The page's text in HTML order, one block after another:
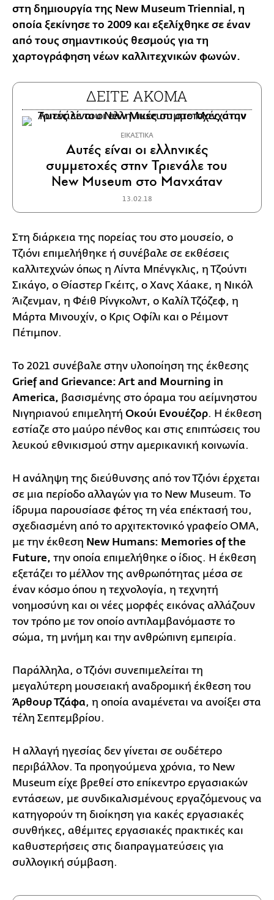
στη δημιουργία της New Museum Triennial, η
οποία ξεκίνησε το 2009 και εξελίχθηκε σε έναν
από τους σημαντικούς θεσμούς για τη
χαρτογράφηση νέων καλλιτεχνικών φωνών.
ΔΕΙΤΕ ΑΚΟΜΑ
ΕΙΚΑΣΤΙΚΑ
Αυτές είναι οι ελληνικές
συμμετοχές στην Τριενάλε του
New Museum στο Μανχάταν
13.02.18
Στη διάρκεια της πορείας του στο μουσείο, ο
Τζιόνι επιμελήθηκε ή συνέβαλε σε εκθέσεις
καλλιτεχνών όπως η Λίντα Μπένγκλις, η Τζούντι
Σικάγο, ο Θίαστερ Γκέιτς, ο Χανς Χάακε, η Νικόλ
Άιζενμαν, η Φέιθ Ρίνγκολντ, ο Καλίλ Τζόζεφ, η
Μάρτα Μινουχίν, ο Κρις Οφίλι και ο Ρέιμοντ
Πέτιμπον.
Το 2021 συνέβαλε στην υλοποίηση της έκθεσης
Grief and Grievance: Art and Mourning in
America, βασισμένης στο όραμα του αείμνηστου
Νιγηριανού επιμελητή Οκούι Ενουέζορ. Η έκθεση
εστίαζε στο μαύρο πένθος και στις επιπτώσεις του
λευκού εθνικισμού στην αμερικανική κοινωνία.
Η ανάληψη της διεύθυνσης από τον Τζιόνι έρχεται
σε μια περίοδο αλλαγών για το New Museum. Το
ίδρυμα παρουσίασε φέτος τη νέα επέκτασή του,
σχεδιασμένη από το αρχιτεκτονικό γραφείο OMA,
με την έκθεση New Humans: Memories of the
Future, την οποία επιμελήθηκε ο ίδιος. Η έκθεση
εξετάζει το μέλλον της ανθρωπότητας μέσα σε
έναν κόσμο όπου η τεχνολογία, η τεχνητή
νοημοσύνη και οι νέες μορφές εικόνας αλλάζουν
τον τρόπο με τον οποίο αντιλαμβανόμαστε το
σώμα, τη μνήμη και την ανθρώπινη εμπειρία.
Παράλληλα, ο Τζιόνι συνεπιμελείται τη
μεγαλύτερη μουσειακή αναδρομική έκθεση του
Άρθουρ Τζάφα, η οποία αναμένεται να ανοίξει στα
τέλη Σεπτεμβρίου.
Η αλλαγή ηγεσίας δεν γίνεται σε ουδέτερο
περιβάλλον. Τα προηγούμενα χρόνια, το New
Museum είχε βρεθεί στο επίκεντρο εργασιακών
εντάσεων, με συνδικαλισμένους εργαζόμενους να
κατηγορούν τη διοίκηση για κακές εργασιακές
συνθήκες, αθέμιτες εργασιακές πρακτικές και
καθυστερήσεις στις διαπραγματεύσεις για
συλλογική σύμβαση.